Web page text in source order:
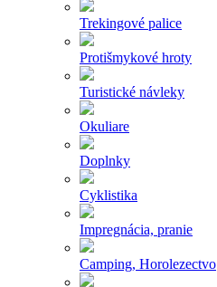
Trekingové palice
Protišmykové hroty
Turistické návleky
Okuliare
Doplnky
Cyklistika
Impregnácia, pranie
Camping, Horolezectvo